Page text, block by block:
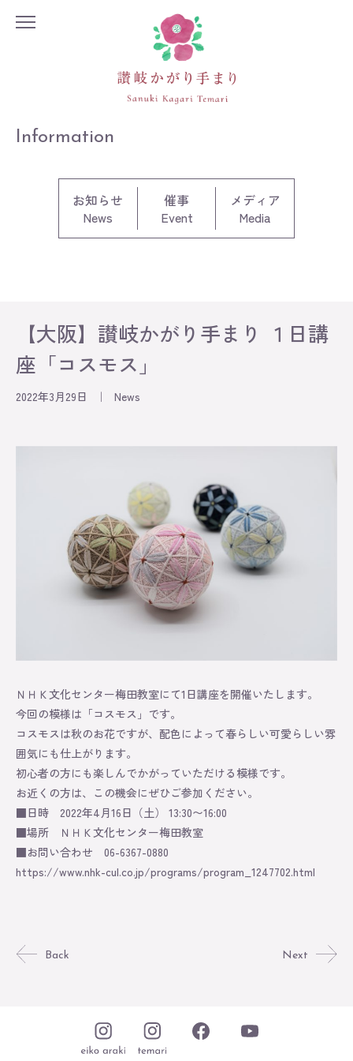
Information
Exhibition
Lesson
Original
About
Contact
Online Store
Information
お知らせ
News
催事
Event
メディア
Media
【大阪】讃岐かがり手まり １日講
座「コスモス」
2022年3月29日 ｜ News
ＮＨＫ文化センター梅田教室にて1日講座を開催いたします。
今回の模様は「コスモス」です。
コスモスは秋のお花ですが、配色によって春らしい可愛らしい雰
囲気にも仕上がります。
初心者の方にも楽しんでかがっていただける模様です。
お近くの方は、この機会にぜひご参加ください。
■日時 2022年4月16日（土） 13:30〜16:00
■場所 ＮＨＫ文化センター梅田教室
■お問い合わせ 06-6367-0880
https://www.nhk-cul.co.jp/programs/program_1247702.html
Back Next